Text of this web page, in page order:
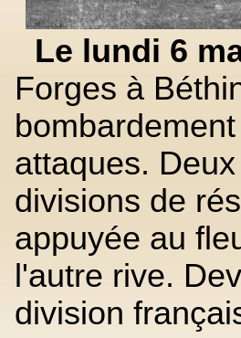
Le lundi 6
Forges à
attaques.
divisions de
appuyée au
l'autre rive.
division